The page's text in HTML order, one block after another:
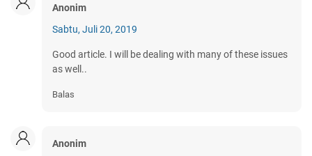
Anonim
Sabtu, Juli 20, 2019
Good article. I will be dealing with many of these issues
as well..
Balas
Anonim